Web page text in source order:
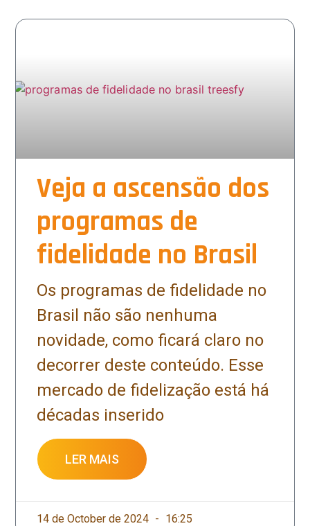
Veja a ascensão dos
programas de
fidelidade no Brasil
Os programas de fidelidade no
Brasil não são nenhuma
novidade, como ficará claro no
decorrer deste conteúdo. Esse
mercado de fidelização está há
décadas inserido
LER MAIS
14 de October de 2024 16:25